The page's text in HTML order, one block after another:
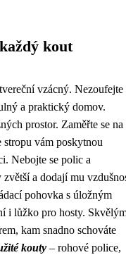
kout
vzácný. Nezoufejte
a praktický domov.
prostor. Zaměřte se na
vám poskytnou
Nebojte se polic a
a dodají mu
pohovka s úložným
i lůžko pro hosty.
kam snadno schováte
kouty – rohové police,